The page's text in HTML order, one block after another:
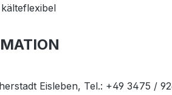
Eisleben, Tel.: +49 3475 /